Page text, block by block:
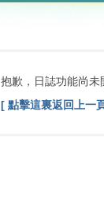
抱歉，日誌功能尚未
[ 點擊這裏返回上一